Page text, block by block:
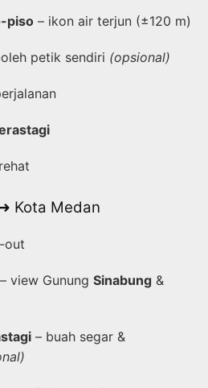
piso – ikon air terjun (±120 m)
petik sendiri (opsional)
Kota Medan
out
– view Gunung Sinabung &
– buah segar &